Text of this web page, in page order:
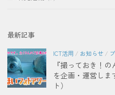
最新記事
ICT活用 / お知らせ /
『撮っておき！
を企画・運営しま
ト）